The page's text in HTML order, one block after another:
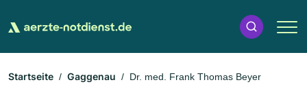
Startseite Gaggenau Dr. med. Frank Thomas Beyer